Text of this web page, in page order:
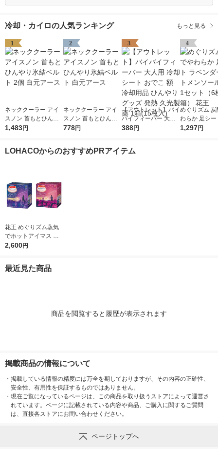
冷却・カイロの人気ランキング もっと見る
1
ネッククーラー アイ
スノン 首もとひんや
り氷結ベルト 2個 白
1,483円
2
ネッククーラー アイ
スノン 首もとひんや
り氷結ベルト 白元ア
778円
3
【アウトレット】バイ
バイフィーバー 大人
用 冷却シート おでこ
1箱(15枚入)
388円
4
めぐりズム 炭
わらか 足シー
ンダーミント
1,297円
LOHACOからのおすすめPRアイテム
花王 めぐりズム蒸気
でホットアイマス シ
ダウッド×ゼラニウム
2,600円
最近見た商品
商品を閲覧すると履歴が表示されます
掲載商品の情報について
・ 掲載している情報の精度には万全を期しておりますが、その内容の正確性、
安全性、有用性を保証するものではありません。
・ 現在ご覧になっているページは、この商品を取り扱うストアによって運営さ
れています。ページに記載されている内容や商品、ご購入に関するご質問
は、直接各ストアにお問い合わせください。
ページトップへ